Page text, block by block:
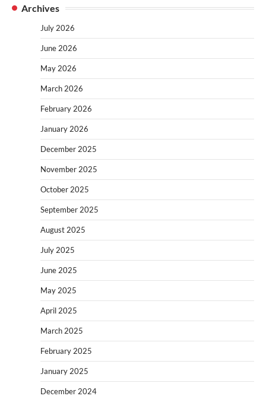
Archives
July 2026
June 2026
May 2026
March 2026
February 2026
January 2026
December 2025
November 2025
October 2025
September 2025
August 2025
July 2025
June 2025
May 2025
April 2025
March 2025
February 2025
January 2025
December 2024